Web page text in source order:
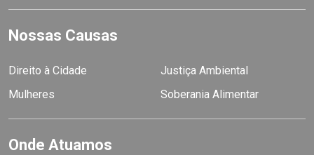
Nossas Causas
Direito à Cidade
Justiça Ambiental
Mulheres
Soberania Alimentar
Onde Atuamos